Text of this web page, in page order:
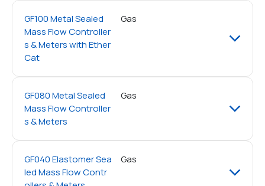
GF100 Metal Sealed
Mass Flow Controller
s & Meters with Ether
Cat
Gas
GF080 Metal Sealed
Mass Flow Controller
s & Meters
Gas
GF040 Elastomer Sea
led Mass Flow Contr
Gas